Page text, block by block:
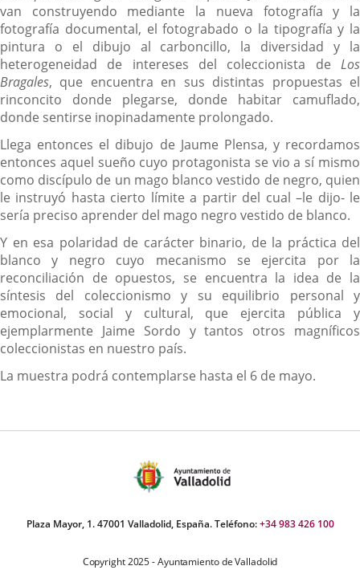
van construyendo mediante la nueva fotografía y la
fotografía documental, el fotograbado o la tipografía y la
pintura o el dibujo al carboncillo, la diversidad y la
heterogeneidad de intereses del coleccionista de Los
Bragales, que encuentra en sus distintas propuestas el
rinconcito donde plegarse, donde habitar camuflado,
donde sentirse inopinadamente prolongado.
Llega entonces el dibujo de Jaume Plensa, y recordamos
entonces aquel sueño cuyo protagonista se vio a sí mismo
como discípulo de un mago blanco vestido de negro, quien
le instruyó hasta cierto límite a partir del cual –le dijo- le
sería preciso aprender del mago negro vestido de blanco.
Y en esa polaridad de carácter binario, de la práctica del
blanco y negro cuyo mecanismo se ejercita por la
reconciliación de opuestos, se encuentra la idea de la
síntesis del coleccionismo y su equilibrio personal y
emocional, social y cultural, que ejercita pública y
ejemplarmente Jaime Sordo y tantos otros magníficos
coleccionistas en nuestro país.
La muestra podrá contemplarse hasta el 6 de mayo.
Plaza Mayor, 1. 47001 Valladolid, España. Teléfono:+34 983 426 100
Copyright 2025 - Ayuntamiento de Valladolid